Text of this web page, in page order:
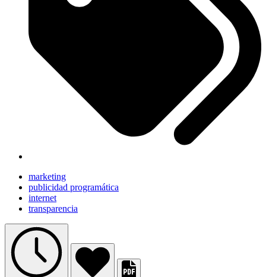
marketing
publicidad programática
internet
transparencia